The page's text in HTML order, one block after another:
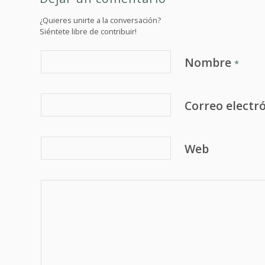
¿Quieres unirte a la conversación?
Siéntete libre de contribuir!
Nombre *
Correo
Web